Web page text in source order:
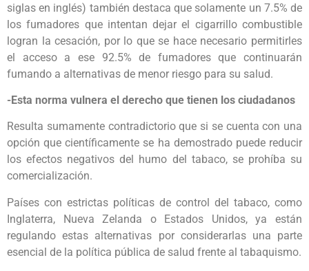
siglas en inglés) también destaca que solamente un 7.5% de
los fumadores que intentan dejar el cigarrillo combustible
logran la cesación, por lo que se hace necesario permitirles
el acceso a ese 92.5% de fumadores que continuarán
fumando a alternativas de menor riesgo para su salud.
-Esta norma vulnera el derecho que tienen los ciudadanos
Resulta sumamente contradictorio que si se cuenta con una
opción que científicamente se ha demostrado puede reducir
los efectos negativos del humo del tabaco, se prohíba su
comercialización.
Países con estrictas políticas de control del tabaco, como
Inglaterra, Nueva Zelanda o Estados Unidos, ya están
regulando estas alternativas por considerarlas una parte
esencial de la política pública de salud frente al tabaquismo.